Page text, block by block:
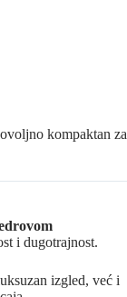
kompaktan za
i dugotrajnost.
izgled, već i